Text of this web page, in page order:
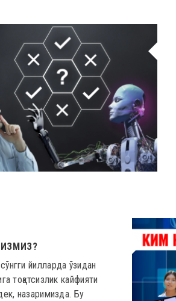
йилларда ўзидан
тоқатсизлик кайфияти
назаримизда. Бу